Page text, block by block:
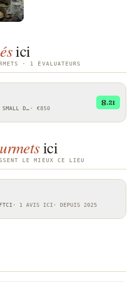
ici
· 1 ÉVALUATEURS
SMALL DISHES OR RITUALS
· €850
8.21
ici
LE MIEUX CE LIEU
· 1 AVIS ICI · DEPUIS 2025